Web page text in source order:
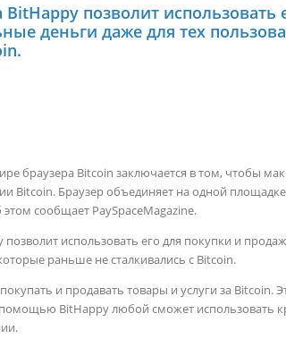
позволит
деньги даже для тех
браузера Bitcoin заключается в том, чтобы
Bitcoin. Браузер объединяет на одной
сообщает PaySpaceMagazine.
использовать его для покупки и
раньше не сталкивались с Bitcoin.
и продавать товары и услуги за
BitHappy любой сможет использовать